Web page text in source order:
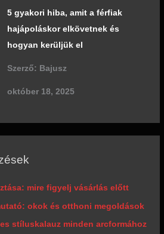
5 gyakori hiba, amit a férfiak
hajápoláskor elkövetnek és
hogyan kerüljük el
Szerző: Bajusz
október 18, 2025
mire figyelj vásárlás előtt
okok és otthoni megoldások
stíluskalauz minden arcformához